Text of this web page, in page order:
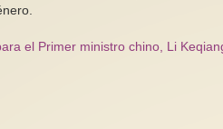
el Primer ministro chino, Li